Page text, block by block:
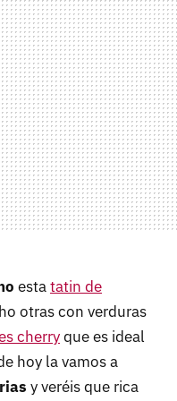
estatatin de
otras con verduras
cherryque es ideal
hoy la vamos a
y veréis que rica